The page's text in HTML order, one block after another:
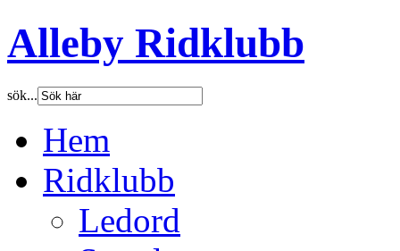
Alleby Ridklubb
sök...
Hem
Ridklubb
Ledord